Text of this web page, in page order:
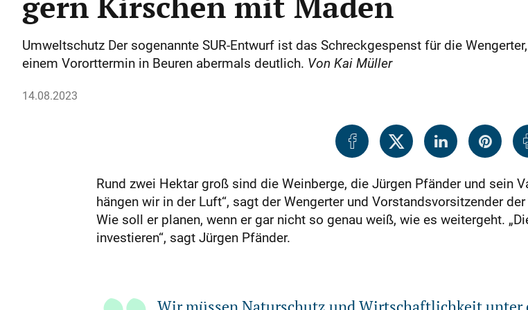
Umweltschutz Der sogenannte SUR-Entwurf ist das Schreckgespenst für die
einem Vororttermin in Beuren abermals deutlich. Von Kai Müller
14.08.2023
Rund zwei Hektar groß sind die Weinberge, die Jürgen Pfänder und sein
hängen wir in der Luft“, sagt der Wengerter und Vorstandsvorsitzender
Wie soll er planen, wenn er gar nicht so genau weiß, wie es weitergeht.
investieren“, sagt Jürgen Pfänder.